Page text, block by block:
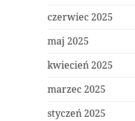
czerwiec 2025
maj 2025
kwiecień 2025
marzec 2025
styczeń 2025